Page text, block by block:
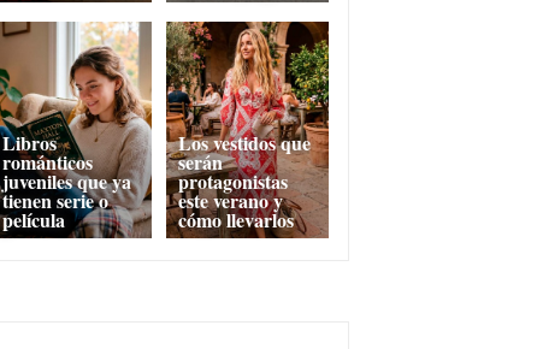
Libros
románticos
juveniles que ya
tienen serie o
película
Los vestidos que
serán
protagonistas
este verano y
cómo llevarlos